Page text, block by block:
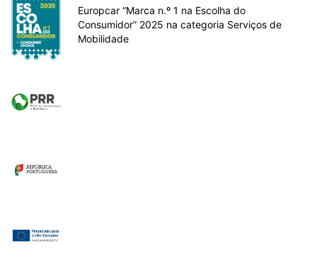
Europcar “Marca n.º 1 na Escolha do
Consumidor” 2025 na categoria Serviços de
Mobilidade